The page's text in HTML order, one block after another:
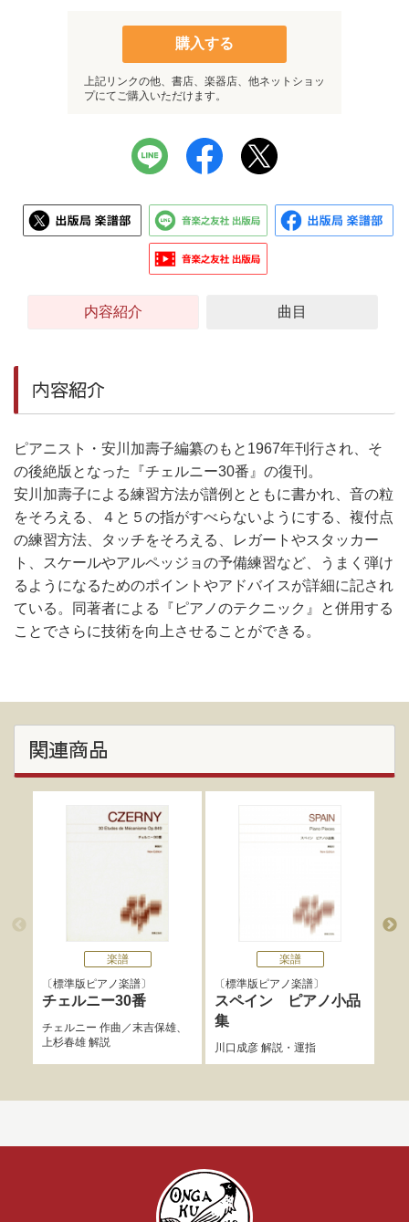
購入する
上記リンクの他、書店、楽器店、他ネットショッ
プにてご購入いただけます。
内容紹介 曲目
内容紹介
ピアニスト・安川加壽子編纂のもと1967年刊行され、そ
の後絶版となった『チェルニー30番』の復刊。
安川加壽子による練習方法が譜例とともに書かれ、音の粒
をそろえる、４と５の指がすべらないようにする、複付点
の練習方法、タッチをそろえる、レガートやスタッカー
ト、スケールやアルペッジョの予備練習など、うまく弾け
るようになるためのポイントやアドバイスが詳細に記され
ている。同著者による『ピアノのテクニック』と併用する
ことでさらに技術を向上させることができる。
関連商品
楽譜
標準版ピアノ楽譜
チェルニー30番
チェルニー 作曲／末吉保雄、
上杉春雄解説
楽譜
標準版ピアノ楽譜
スペイン ピアノ小品
集
川口成彦解説・運指